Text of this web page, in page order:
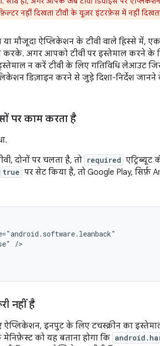
नहीं दिखता टीवी के यूज़र इंटरफ़ेस में नहीं
मौजूदा ऐप्लिकेशन के टीवी वाले हिस्से में,
करके. अगर आपको टीवी पर इस्तेमाल करने के
न करें टीवी के लिए गतिविधि लेआउट
डिज़ाइन करने से जुड़े दिशा-निर्देश जानने
पर काम करता है
दोनों पर चलता है, तो required एट्रिब्यूट
true पर सेट किया है, तो Google Play, सिर्फ़
नहीं है
ऐप्लिकेशन, इनपुट के लिए टचस्क्रीन का
को यह बताना होगा कि